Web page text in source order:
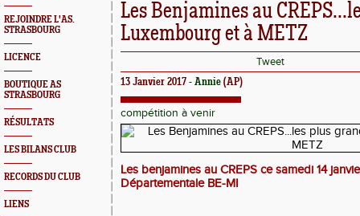
REJOINDRE L'AS.
STRASBOURG
LICENCE
BOUTIQUE AS
STRASBOURG
RÉSULTATS
LES BILANS CLUB
RECORDS DU CLUB
LIENS
Les Benjamines au
Luxembourg et à METZ
Tweet
13 Janvier 2017 - Annie (AP)
compétition à venir
Les benjamines au CREPS ce samedi 14
Départementale BE-MI